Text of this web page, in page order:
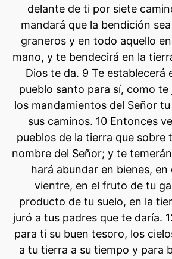
delante de ti por siete
mandará que la bendición
graneros y en todo aquello
mano, y te bendecirá en la
Dios te da. 9 Te establecerá
pueblo santo para sí, como te
los mandamientos del Señor
sus caminos. 10 Entonces
pueblos de la tierra que sobre
nombre del Señor; y te
hará abundar en bienes,
vientre, en el fruto de tu
producto de tu suelo, en la
juró a tus padres que te daría.
para ti su buen tesoro, los
a tu tierra a su tiempo y para